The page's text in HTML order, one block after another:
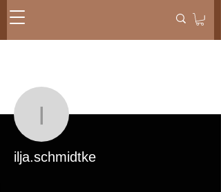
ilja.schmidtke
ilja.schmidtke